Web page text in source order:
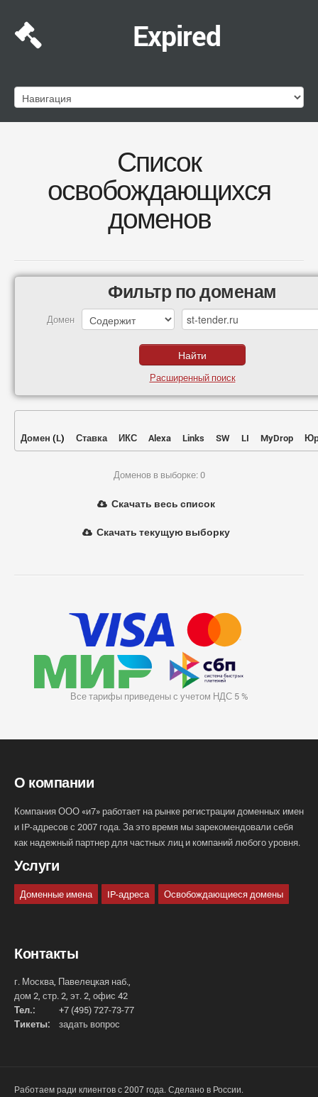
Expired
Список
освобождающихся
доменов
Фильтр по доменам
Домен
Расширенный поиск
Домен (L) Ставка ИКС Alexa Links SW LI MyDrop
Доменов в выборке: 0
Скачать весь список
Скачать текущую выборку
Все тарифы приведены с учетом НДС 5 %
О компании
Компания ООО «и7» работает на рынке регистрации доменных имен
и IP-адресов с 2007 года. За это время мы зарекомендовали себя
как надежный партнер для частных лиц и компаний любого уровня.
Услуги
Доменные имена IP-адреса Освобождающиеся домены
Контакты
г. Москва, Павелецкая наб.,
дом 2, стр. 2, эт. 2, офис 42
Тел.:
+7 (495) 727-73-77
Тикеты:
задать вопрос
Работаем ради клиентов с 2007 года. Сделано в России.